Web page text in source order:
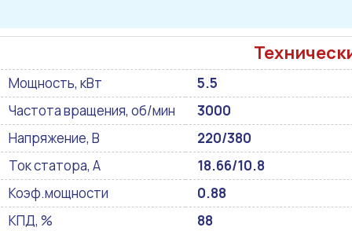
Мощность, кВт
5.5
Частота вращения, об/мин
3000
Напряжение, В
220/380
Ток статора, А
18.66/10.8
Коэф.мощности
0.88
КПД, %
88